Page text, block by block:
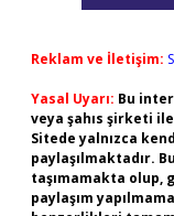
Reklam ve İletişim:
Yasal Uyarı: Bu
veya şahıs şirketi
Sitede yalnızca
paylaşılmaktadır.
taşımamakta olup,
paylaşım